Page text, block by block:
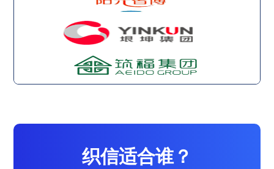
织信适合谁？